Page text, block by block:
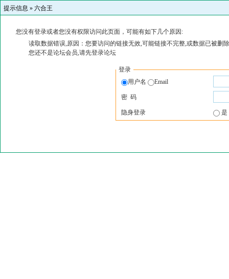
提示信息 » 六合王
您没有登录或者您没有权限访问此页面，可能有如下几个原因:
读取数据错误,原因：您要访问的链接无效,可能链接不完整,或数据已被删
您还不是论坛会员,请先登录论坛
登录
用户名
Email
密 码
隐身登录